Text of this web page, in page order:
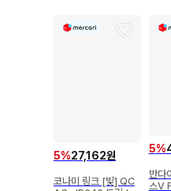
5%27,162원
코나미 링크 [빛] QC
5%
반다
스V